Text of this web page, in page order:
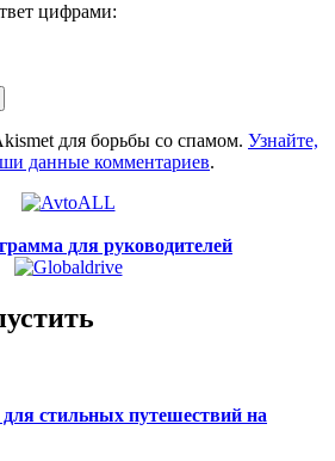
цифрами:
для борьбы со спамом. Узнайте,
данные комментариев.
для руководителей
стильных путешествий на